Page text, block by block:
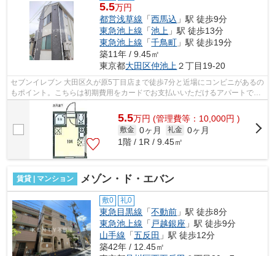
5.5万円
都営浅草線 「西馬込 」駅 徒歩9分
東急池上線 「池上 」駅 徒歩13分
東急池上線 「千鳥町 」駅 徒歩19分
築11年 / 9.45㎡
東京都大田区仲池上２丁目19-20
セブンイレブン 大田区久が原5丁目店まで徒歩7分と近場にコンビニがあるの
もポイント。こちらは初期費用をカードでお支払いいただけるアパートで
す。こちらの物件はアパートです。物件...
5.5万円 (管理費等：10,000円 )
敷金 0ヶ月 礼金 0ヶ月
1階 / 1R / 9.45㎡
賃貸 | マンション メゾン・ド・エバン
敷0 礼0
東急目黒線 「不動前 」駅 徒歩8分
東急池上線 「 戸越銀座 」駅 徒歩9分
山手線 「五反田 」駅 徒歩12分
築42年 / 12.45㎡